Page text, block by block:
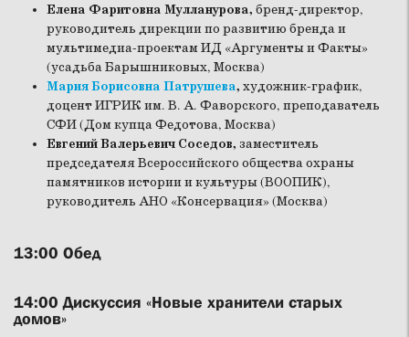
Елена Фаритовна Мулланурова, бренд-директор,
руководитель дирекции по развитию бренда и
мультимедиа-проектам ИД «Аргументы и Факты»
(усадьба Барышниковых, Москва)
Мария Борисовна Патрушева, художник-график,
доцент ИГРИК им. В. А. Фаворского, преподаватель
СФИ (Дом купца Федотова, Москва)
Евгений Валерьевич Соседов, заместитель
председателя Всероссийского общества охраны
памятников истории и культуры (ВООПИК),
руководитель АНО «Консервация» (Москва)
13:00 Обед
14:00Дискуссия «Новые хранители старых
домов»